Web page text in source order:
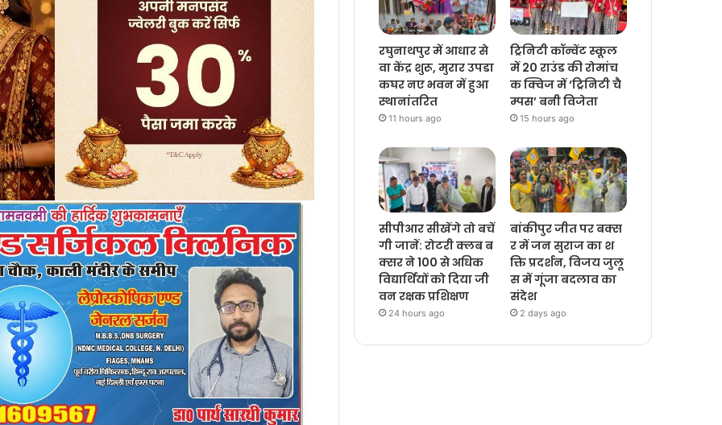
रघुनाथपुर में आधार से
वा केंद्र शुरू, मुरार उपडा
कघर नए भवन में हुआ
स्थानांतरित
11 hours ago
ट्रिनिटी कॉन्वेंट स्कूल
में 20 राउंड की रोमांच
क क्विज में ‘ट्रिनिटी चै
म्पस’ बनी विजेता
15 hours ago
सीपीआर सीखेंगे तो बचें
गी जानें: रोटरी क्लब ब
क्सर ने 100 से अधिक
विद्यार्थियों को दिया जी
वन रक्षक प्रशिक्षण
24 hours ago
बांकीपुर जीत पर बक्स
र में जन सुराज का श
क्ति प्रदर्शन, विजय जुलू
स में गूंजा बदलाव का
संदेश
2 days ago